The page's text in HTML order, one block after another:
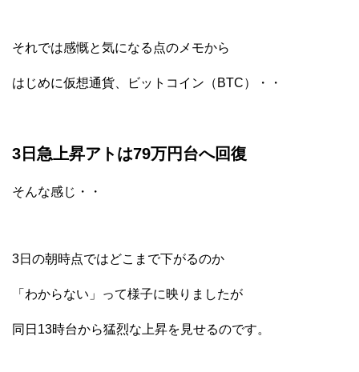
それでは感慨と気になる点のメモから
はじめに仮想通貨、ビットコイン（BTC）・・
3日急上昇アトは79万円台へ回復
そんな感じ・・
3日の朝時点ではどこまで下がるのか
「わからない」って様子に映りましたが
同日13時台から猛烈な上昇を見せるのです。